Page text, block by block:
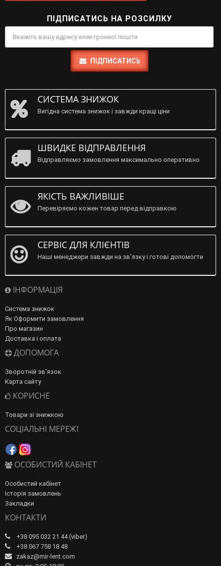
ПІДПИСАТИСЬ НА РОЗСИЛКУ
ПІДПИСАТИСЬ
СИСТЕМА ЗНИЖОК
Вигідна система знижок і завжди кращі ціни
ШВИДКЕ ВІДПРАВЛЕННЯ
Відправляємо замовлення максимально оперативно
ЯКІСТЬ ВАЖЛИВІШЕ
Перевіряємо кожен товар перед відправкою
СЕРВІС ДЛЯ КЛІЄНТІВ
Наші менеджери завжди на зв'язку і готові допомогти
ІНФОРМАЦІЯ
Система знижок
Як Оформити замовлення
Про магазин
Доставка і оплата
ДОПОМОГА
Зворотній зв’язок
Карта сайту
КОРИСНЕ
Товари зі знижкою
СОЦІАЛЬНІ МЕРЕЖІ
ОСОБИСТИЙ КАБІНЕТ
Особистий кабінет
Історія замовлень
Закладки
КОНТАКТИ
+38 095 032 21 44 (viber)
+38 067 758 18 48
zakaz@mir-lent.com